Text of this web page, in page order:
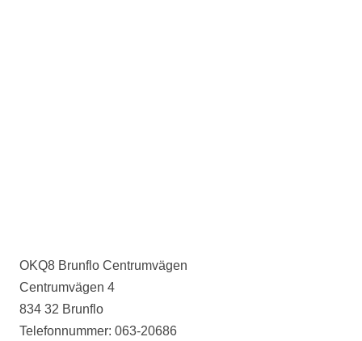
OKQ8 Brunflo Centrumvägen
Centrumvägen 4
834 32 Brunflo
Telefonnummer: 063-20686